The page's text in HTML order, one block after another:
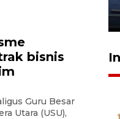
bisnis
Guru Besar
Utara (USU),